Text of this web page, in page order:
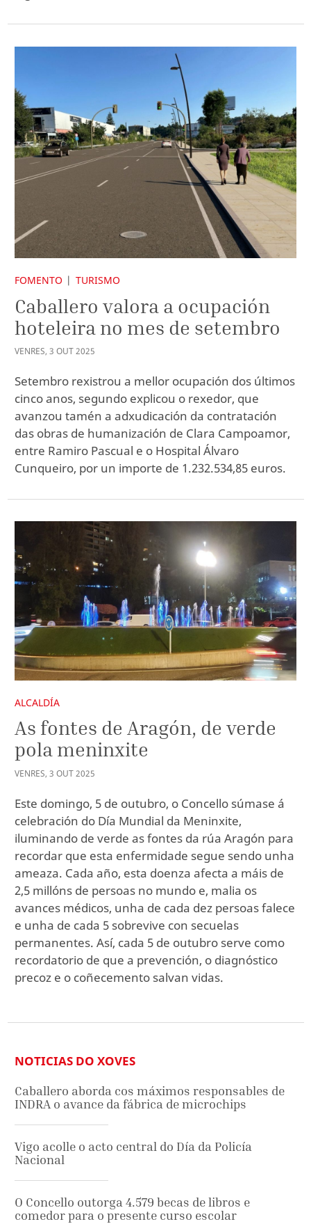
FOMENTO TURISMO
Caballero valora a ocupación
hoteleira no mes de setembro
VENRES, 3 OUT2025
Setembro rexistrou a mellor ocupación dos últimos
cinco anos, segundo explicou o rexedor, que
avanzou tamén a adxudicación da contratación
das obras de humanización de Clara Campoamor,
entre Ramiro Pascual e o Hospital Álvaro
Cunqueiro, por un importe de 1.232.534,85 euros.
ALCALDÍA
As fontes de Aragón, de verde
pola meninxite
VENRES, 3 OUT2025
Este domingo, 5 de outubro, o Concello súmase á
celebración do Día Mundial da Meninxite,
iluminando de verde as fontes da rúa Aragón para
recordar que esta enfermidade segue sendo unha
ameaza. Cada año, esta doenza afecta a máis de
2,5 millóns de persoas no mundo e, malia os
avances médicos, unha de cada dez persoas falece
e unha de cada 5 sobrevive con secuelas
permanentes. Así, cada 5 de outubro serve como
recordatorio de que a prevención, o diagnóstico
precoz e o coñecemento salvan vidas.
NOTICIAS DO XOVES
Caballero aborda cos máximos responsables de
INDRA o avance da fábrica de microchips
Vigo acolle o acto central do Día da Policía
Nacional
O Concello outorga 4.579 becas de libros e
comedor para o presente curso escolar